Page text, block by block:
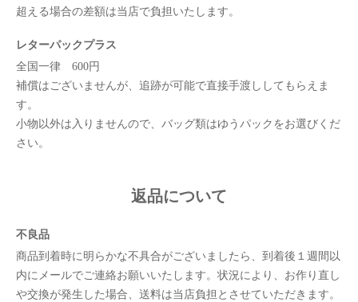
超える場合の差額は当店で負担いたします。
レターパックプラス
全国一律 600円
補償はございませんが、追跡が可能で直接手渡ししてもらえま
す。
小物以外は入りませんので、バッグ類はゆうパックをお選びくだ
さい。
返品について
不良品
商品到着時に明らかな不具合がございましたら、到着後１週間以
内にメールでご連絡お願いいたします。状況により、お作り直し
や交換が発生した場合、送料は当店負担とさせていただきます。